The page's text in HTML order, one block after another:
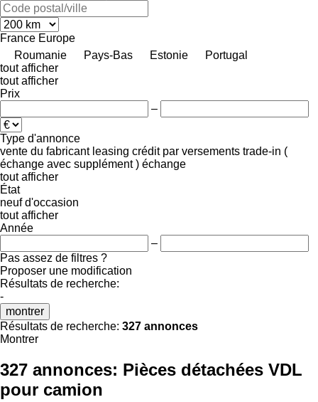
France Europe
Roumanie
Pays-Bas Estonie
Portugal
tout afficher
tout afficher
Prix
–
Type d'annonce
vente du fabricant leasing crédit par versements trade-in (
échange avec supplément ) échange
tout afficher
État
neuf d'occasion
tout afficher
Année
–
Pas assez de filtres ?
Proposer une modification
Résultats de recherche:
-
montrer
Résultats de recherche: 327 annonces
Montrer
327 annonces: Pièces détachées VDL
pour camion